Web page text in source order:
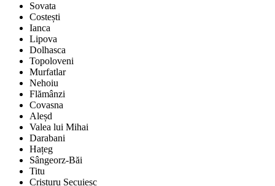
Sovata
Costești
Ianca
Lipova
Dolhasca
Topoloveni
Murfatlar
Nehoiu
Flămânzi
Covasna
Aleșd
Valea lui Mihai
Darabani
Hațeg
Sângeorz-Băi
Titu
Cristuru Secuiesc